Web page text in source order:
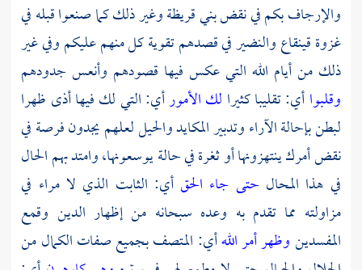
والإرجاف بكم في نقضبني قريظةوغير ذلك كما صنعوا قبله في
غزوةقينقاعوالنضيرفي قصدهم تقوية كل منهم عليكم وفي غير
ذلك من أيام الله التي عكس فيها قصودهم وأنعس جدودهم
وقلبواأي: تقليبا كثيرا لك الأمورأي: التي لك فيها أذى ظهرا
لبطن بإحالة الآراء وتدبير المكايد والحيل لعلهم يجدون فرصة في
نقض أمرك ينتهزونها أو ثغرة في حالة يوسعونها، وامتد بهم الحال
في هذا المحال حتى جاء الحقأي: الثابت الذي لا مراء في
مزاولته مما تقدم به وعده سبحانه من إظهار الدين وقمع
المفسدينوظهر أمر اللهأي: المتصف بجميع صفات الكمال من